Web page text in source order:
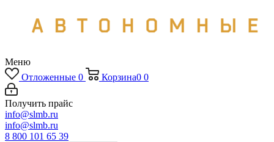
Меню
Отложенные 0 Корзина0 0
Получить прайс
info@slmb.ru
info@slmb.ru
8 800 101 65 39